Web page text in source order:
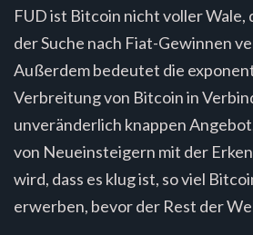
FUD ist Bitcoin nicht voller Wale,
der Suche nach Fiat-Gewinnen
Außerdem bedeutet die
Verbreitung von Bitcoin in
unveränderlich knappen
von Neueinsteigern mit der
wird, dass es klug ist, so viel
erwerben, bevor der Rest der